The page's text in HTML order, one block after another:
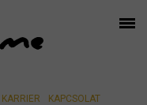
KARRIER
KAPCSOLAT